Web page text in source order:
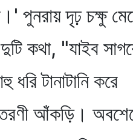
পুনরায় দৃঢ় চক্ষু
কথা, "যাইব
ধরি টানাটানি করে
আঁকড়ি।